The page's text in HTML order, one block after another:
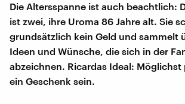
Die Altersspanne ist auch beachtlich:
ist zwei, ihre Uroma 86 Jahre alt. Sie
grundsätzlich kein Geld und sammelt
Ideen und Wünsche, die sich in der
abzeichnen. Ricardas Ideal:
ein Geschenk sein.